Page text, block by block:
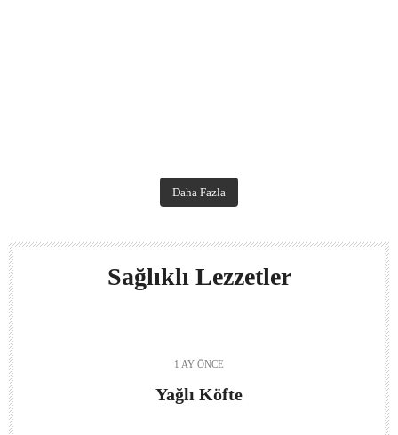
Daha Fazla
Sağlıklı Lezzetler
1 AY ÖNCE
Yağlı Köfte